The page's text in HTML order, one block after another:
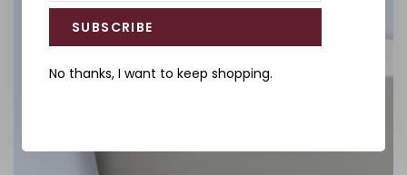
SUBSCRIBE
No thanks, I want to keep shopping.